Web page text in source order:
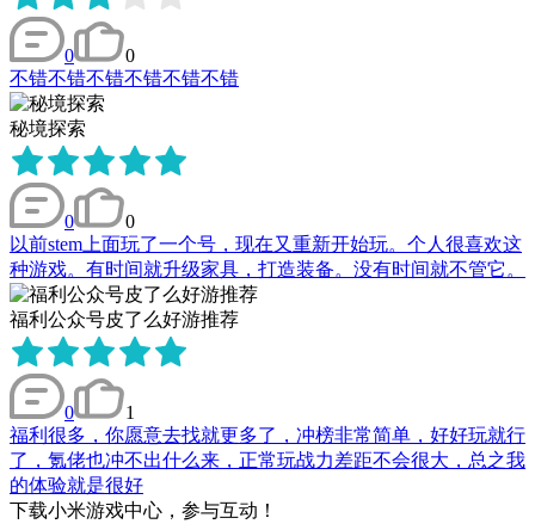
0
0
不错不错不错不错不错不错
秘境探索
0
0
以前stem上面玩了一个号，现在又重新开始玩。个人很喜欢这
种游戏。有时间就升级家具，打造装备。没有时间就不管它。
福利公众号皮了么好游推荐
0
1
福利很多，你愿意去找就更多了，冲榜非常简单，好好玩就行
了，氪佬也冲不出什么来，正常玩战力差距不会很大，总之我
的体验就是很好
下载小米游戏中心，参与互动！